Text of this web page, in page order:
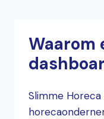
Waarom
Slimme